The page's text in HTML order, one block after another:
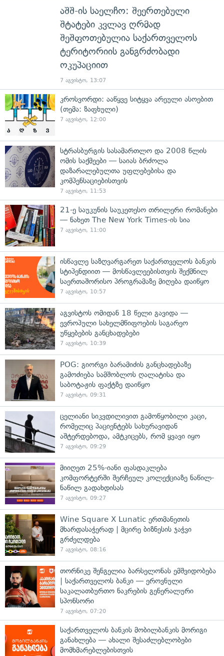
აშშ-ის საელჩო: შეერთებული
შტატები კვლავ ღრმად
შეშფოთებულია საქართველოს
ტერიტორიის განგრძობადი
ოკუპაციით
7 აგვისტო, 13:07
კროსვორდი: ააწყვე სიტყვა არეული ასოებით
(თემა: ზაფხული)
7 აგვისტო, 12:00
სტრასბურგის სასამართლო და 2008 წლის
ომის საქმეები — საიას ბრძოლა
დაზარალებულთა უფლებებისა და
კომპენსაციებისთვის
7 აგვისტო, 11:53
21-ე საუკუნის საუკეთესო თრილერი რომანები
— ნახეთ The New York Times-ის სია
7 აგვისტო, 11:00
ისწავლე საზღვარგარეთ საქართველოს ბანკის
სტიპენდიით — მოსწავლეებისთვის შექმნილ
საერთაშორისო პროგრამაზე მიღება დაიწყო
7 აგვისტო, 10:57
აგვისტოს ომიდან 18 წელი გავიდა —
ევროპული სახელმწიფოების საგარეო
უწყებების განცხადებები
7 აგვისტო, 10:39
POG: გიორგი ბარამიძის განცხადებაზე
გამოძიება სამშობლოს ღალატისა და
საბოტაჟის ფაქტზე დაიწყო
7 აგვისტო, 09:31
ცელიანი სიკვდილივით გამოწყობილი კაცი,
რომელიც პაციენტებს სახურავიდან
აშტერდებოდა, ამტკიცებს, რომ ყვავი იყო
7 აგვისტო, 09:29
მიიღეთ 25%-იანი ფასდაკლება
კომფორტერში შერჩეულ კოლექციაზე ნაწილ-
ნაწილ გადახდისას
7 აგვისტო, 09:27
Wine Square X Lunatic ერთმანეთის
მხარდასაჭერად | მცირე ბიზნესის ჯაჭვი
გრძელდება
7 აგვისტო, 08:16
თორნიკე შენგელია ბარსელონას ემშვიდობება
| საქართველოს ბანკი — ეროვნული
საკალათბურთო ნაკრების გენერალური
სპონსორი
7 აგვისტო, 07:20
საქართველოს ბანკის მობილბანკის მორიგი
განახლება — ახალი შესაძლებლობები
მომხმარებლებისთვის